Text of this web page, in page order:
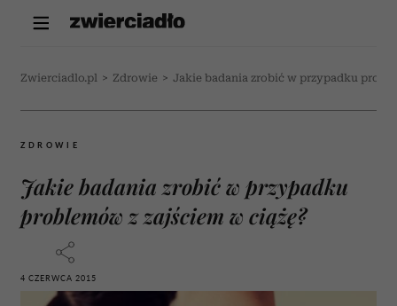
Zwierciadlo.pl > Zdrowie > Jakie badania zrobić w przypadku
ZDROWIE
Jakie badania zrobić w przypadku
problemów z zajściem w ciążę?
4 CZERWCA 2015